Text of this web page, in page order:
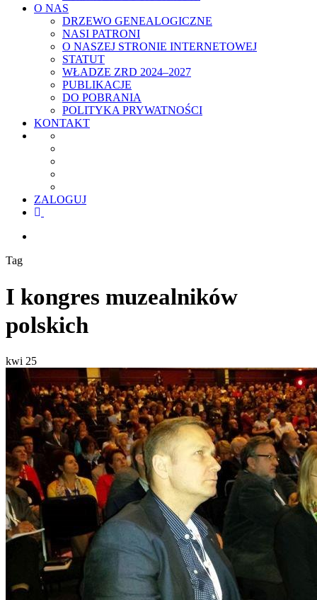
O NAS
DRZEWO GENEALOGICZNE
NASI PATRONI
O NASZEJ STRONIE INTERNETOWEJ
STATUT
WŁADZE ZRD 2024–2027
PUBLIKACJE
DO POBRANIA
POLITYKA PRYWATNOŚCI
KONTAKT
ZALOGUJ
facebook
Tag
I kongres muzealników
polskich
kwi 25